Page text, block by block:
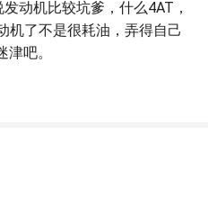
动机比较坑爹，什么4AT，
机了不是很耗油，弄得自己
吧。